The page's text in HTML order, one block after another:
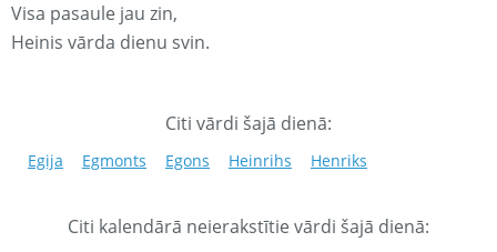
Visa pasaule jau zin,
Heinis vārda dienu svin.
Citi vārdi šajā dienā:
Egija Egmonts Egons Heinrihs Henriks
Citi kalendārā neierakstītie vārdi šajā dienā: